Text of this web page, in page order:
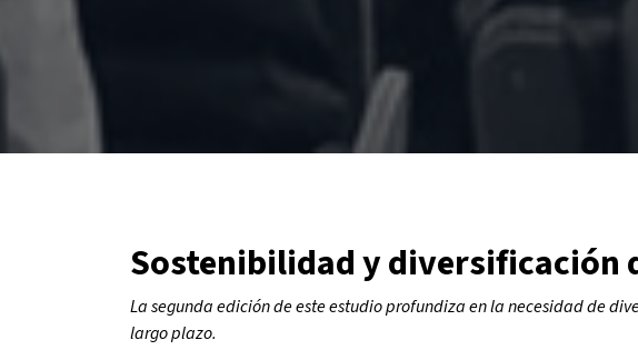
Sostenibilidad y diversificación
La segunda edición de este estudio profundiza en la necesidad de
largo plazo.